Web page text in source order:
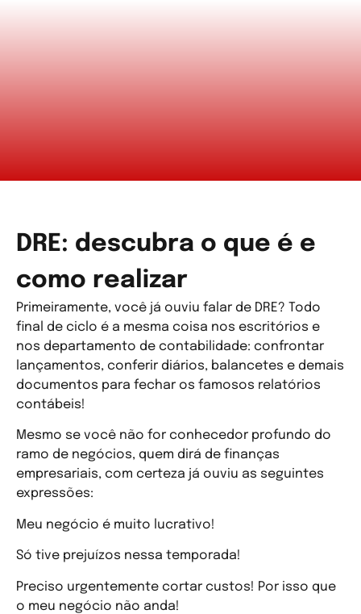
DRE: descubra o que é e
como realizar
Primeiramente, você já ouviu falar de DRE? Todo
final de ciclo é a mesma coisa nos escritórios e
nos departamento de contabilidade: confrontar
lançamentos, conferir diários, balancetes e demais
documentos para fechar os famosos relatórios
contábeis!
Mesmo se você não for conhecedor profundo do
ramo de negócios, quem dirá de finanças
empresariais, com certeza já ouviu as seguintes
expressões:
Meu negócio é muito lucrativo!
Só tive prejuízos nessa temporada!
Preciso urgentemente cortar custos! Por isso que
o meu negócio não anda!